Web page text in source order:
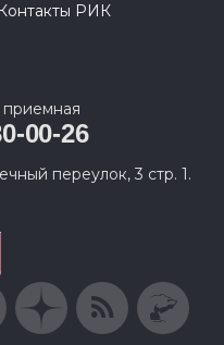
Контакты РИК
00-26
переулок, 3 стр. 1.